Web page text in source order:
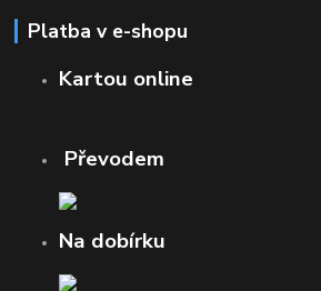
Platba v e-shopu
Kartou online
Převodem
Na dobírku